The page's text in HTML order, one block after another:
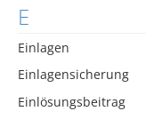
E
Einlagen
Einlagensicherung
Einlösungsbeitrag